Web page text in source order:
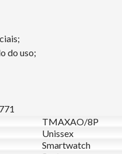
do uso;
TMAXAO/8P
Unissex
Smartwatch